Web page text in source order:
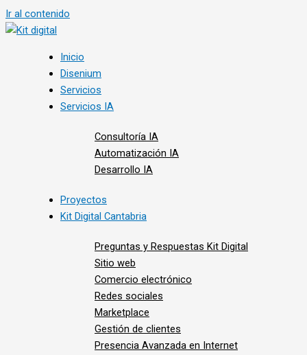
Ir al contenido
Inicio
Disenium
Servicios
Servicios IA
Consultoría IA
Automatización IA
Desarrollo IA
Proyectos
Kit Digital Cantabria
Preguntas y Respuestas Kit Digital
Sitio web
Comercio electrónico
Redes sociales
Marketplace
Gestión de clientes
Presencia Avanzada en Internet